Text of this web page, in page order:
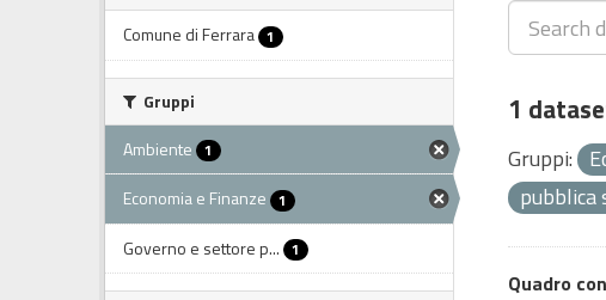
Comune di Ferrara 1
Gruppi
Ambiente 1
Economia e Finanze 1
Governo e settore p... 1
1
Gruppi:
pubblica
Quadro